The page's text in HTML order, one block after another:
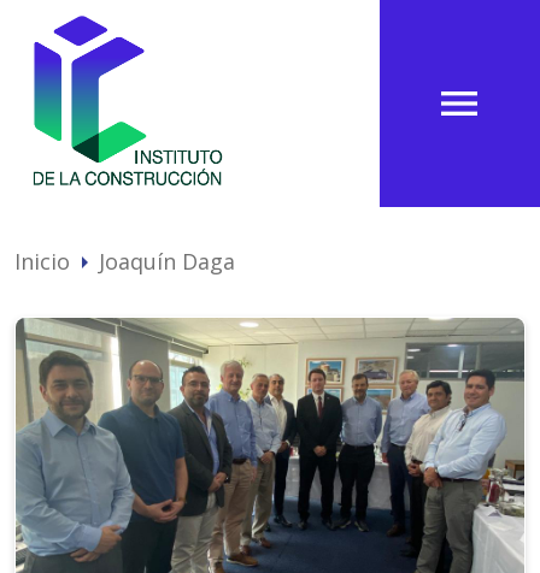
menu
Inicio arrow_right Joaquín Daga